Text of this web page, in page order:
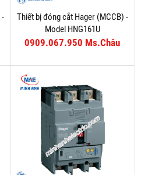
Thiết bị đóng cắt Hager (MCCB) -
Model HNG161U
0909.067.950 Ms.Châu